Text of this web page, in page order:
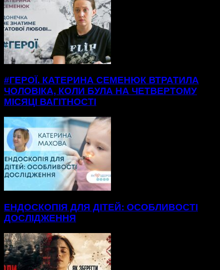
#ГЕРОЇ. КАТЕРИНА СЕМЕНЮК ВТРАТИЛА
ЧОЛОВІКА, КОЛИ БУЛА НА ЧЕТВЕРТОМУ
МІСЯЦІ ВАГІТНОСТІ
ЕНДОСКОПІЯ ДЛЯ ДІТЕЙ: ОСОБЛИВОСТІ
ДОСЛІДЖЕННЯ